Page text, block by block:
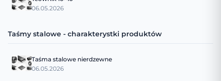
06.05.2026
Taśmy stalowe - charakterystki produktów
Taśma stalowe nierdzewne
06.05.2026